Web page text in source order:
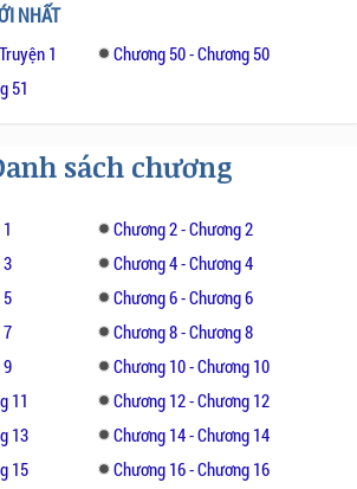
ngợi nữa mà đi ngủ, ngày
sẽ dọn đi.
nay có gì đó là lạ, giường
mắt cô là một căn phòng
kế tông màu chủ đạo là đen
cách Châu Âu. Cô hoảng
mới sáng sớm im lặng một
NHẤT
1
Chương 50 - Chương 50
51
sách chương
Chương 2 - Chương 2
Chương 4 - Chương 4
Chương 6 - Chương 6
Chương 8 - Chương 8
Chương 10 - Chương 10
11
Chương 12 - Chương 12
13
Chương 14 - Chương 14
15
Chương 16 - Chương 16